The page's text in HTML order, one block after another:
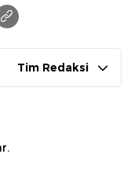
Tim Redaksi